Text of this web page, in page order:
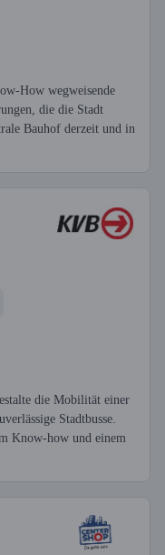
How wegweisende
die die Stadt
Bauhof derzeit und in
die Mobilität einer
Stadtbusse.
Know-how und einem